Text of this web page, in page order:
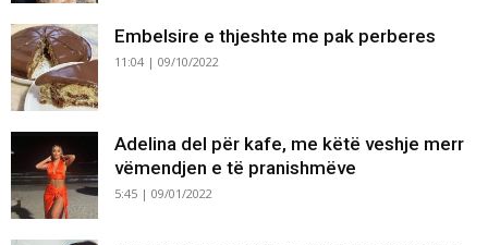
Embelsire e thjeshte me pak perberes
11:04 | 09/10/2022
Adelina del për kafe, me këtë veshje merr
vëmendjen e të pranishmëve
5:45 | 09/01/2022